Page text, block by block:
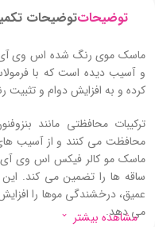
توضیحاتتوضیحات
ماسک موی رنگ شده اس وی
و آسیب دیده است که با
کرده و به افزایش دوام و
محافظت می‌ کنند و از آسیب‌
ماسک مو کالر فیکس اس وی
ساقه‌ ها را تضمین می‌ کند.
عمیق، درخشندگی موها را
می‌ دهد.
مشاهده بیشتر